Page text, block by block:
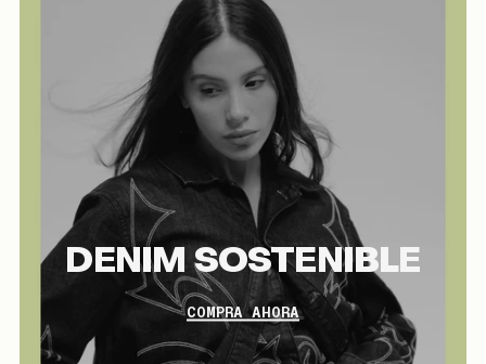
DENIM SOSTENIBLE
COMPRA AHORA